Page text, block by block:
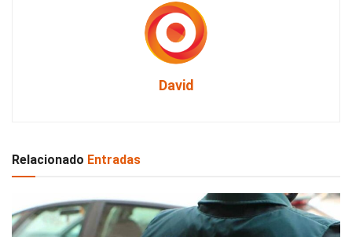
David
Relacionado Entradas